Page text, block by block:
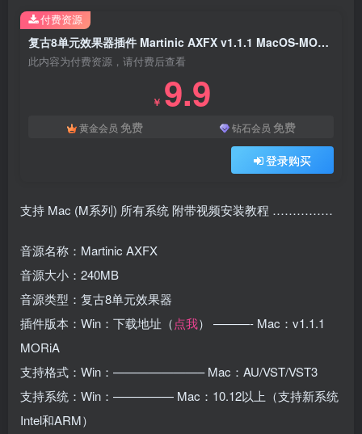
复古8单元效果器插件 Martinic AXFX v1.1.1 MacOS-MORiA
此内容为付费资源，请付费后查看
￥ 9.9
黄金会员 免费 钻石会员 免费
登录购买
付费资源
支持 Mac (M系列) 所有系统 附带视频安装教程 ……………
音源名称：Martinic AXFX
音源大小：240MB
音源类型：复古8单元效果器
插件版本：Win：下载地址（点我） ———- Mac：v1.1.1
MORiA
支持格式：Win：———————– Mac：AU/VST/VST3
支持系统：Win：————— Mac：10.12以上（支持新系统
Intel和ARM）